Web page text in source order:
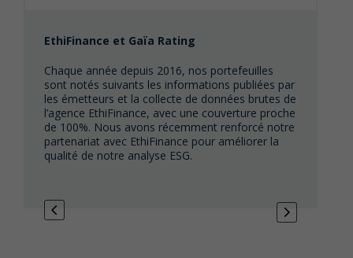
EthiFinance et Gaïa Rating
Chaque année depuis 2016, nos portefeuilles
sont notés suivants les informations publiées par
les émetteurs et la collecte de données brutes de
l’agence EthiFinance, avec une couverture proche
de 100%. Nous avons récemment renforcé notre
partenariat avec EthiFinance pour améliorer la
qualité de notre analyse ESG.